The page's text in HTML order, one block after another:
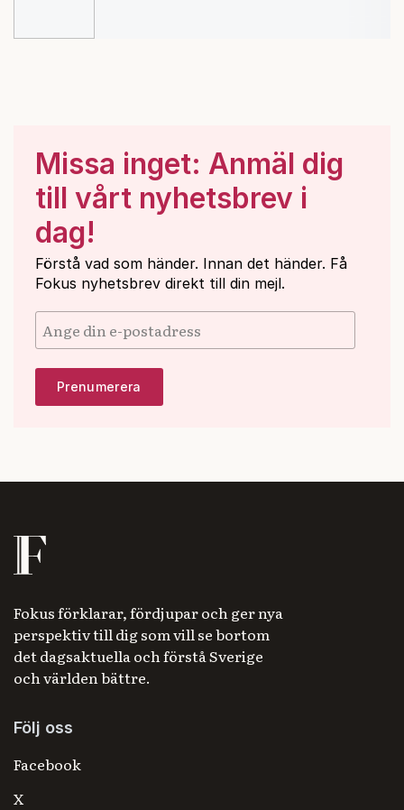
Missa inget: Anmäl dig
till vårt nyhetsbrev i
dag!
Förstå vad som händer. Innan det händer. Få
Fokus nyhetsbrev direkt till din mejl.
Fokus förklarar, fördjupar och ger nya
perspektiv till dig som vill se bortom
det dagsaktuella och förstå Sverige
och världen bättre.
Följ oss
Facebook
X